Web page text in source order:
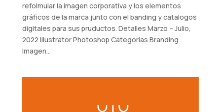
refolmular la imagen corporativa y los elementos
gráficos de la marca junto con el banding y catalogos
digitales para sus pruductos. Detalles Marzo – Julio,
2022 Illustrator Photoshop Categorías Branding
Imagen...